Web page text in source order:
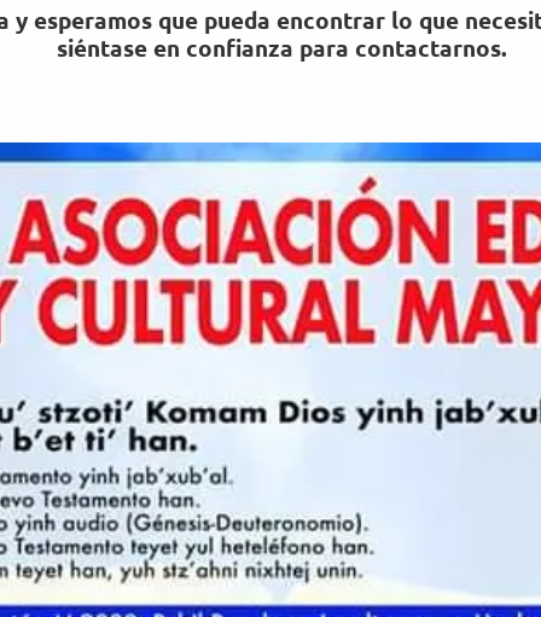
y esperamos que pueda encontrar lo que
siéntase en confianza para contactarnos.